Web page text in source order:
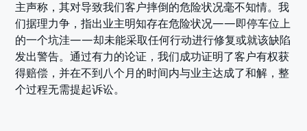
主声称，其对导致我们客户摔倒的危险状况毫不知情。我
们据理力争，指出业主明知存在危险状况——即停车位上
的一个坑洼——却未能采取任何行动进行修复或就该缺陷
发出警告。通过有力的论证，我们成功证明了客户有权获
得赔偿，并在不到八个月的时间内与业主达成了和解，整
个过程无需提起诉讼。